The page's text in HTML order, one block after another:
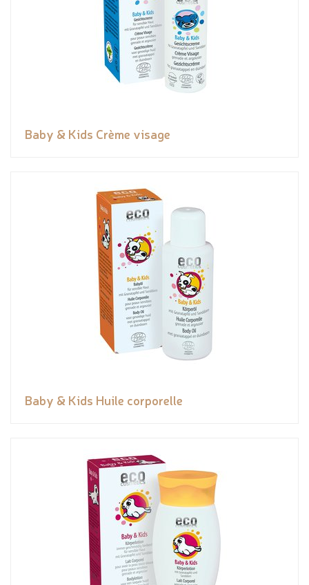
Baby & Kids Crème visage
Baby & Kids Huile corporelle